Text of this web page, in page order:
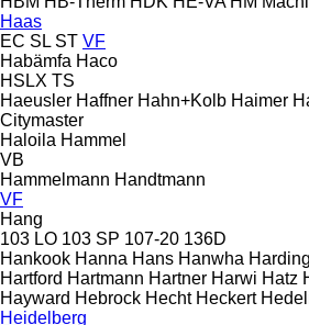
Haas
EC SL ST VF
Habämfa Haco
HSLX TS
Haeusler Haffner Hahn+Kolb Haimer
Citymaster
Haloila Hammel
VB
Hammelmann Handtmann
VF
Hang
103 LO 103 SP 107-20 136D
Hankook Hanna Hans Hanwha
Hartford Hartmann Hartner Harwi Hatz
Hayward Hebrock Hecht Heckert
Heidelberg